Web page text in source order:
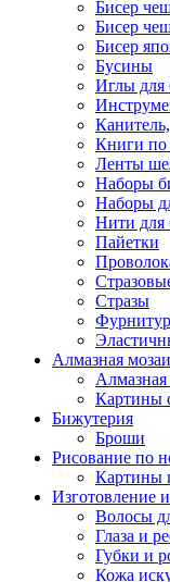
Бисер
Бисер
Бисер
Бусины
Иглы для
Книги по
Ленты
Наборы
Наборы
Нити для
Пайетки
Стразы
Алмазная
Алмазная
Картины
Бижутерия
Броши
Рисование по
Картины
Изготовление
Волосы
Глаза и
Губки и
Кожа